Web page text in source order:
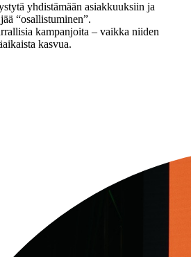
yhdistämään asiakkuuksiin ja
“osallistuminen”.
kampanjoita – vaikka niiden
kasvua.